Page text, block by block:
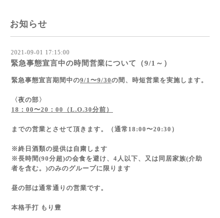
お知らせ
2021-09-01 17:15:00
緊急事態宣言中の時間営業について（9/1～）
緊急事態宣言期間中の9/1〜9/30の間、時短営業を実施します。
〈夜の部〉
18：00〜20：00（L.O.30分前）
までの営業とさせて頂きます。（通常18:00〜20:30）
※終日酒類の提供は自粛します
※長時間(90分超)の会食を避け、4人以下、又は同居家族(介助
者を含む。)のみのグループに限ります
昼の部は通常通りの営業です。
本格手打 もり豊